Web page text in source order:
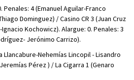
4 (Emanuel Aguilar-Franco
Dominguez) / Casino CR 3 (Juan Cruz
Kochowicz). Alargue: 0. Penales: 3
Jerónimo Carrizo).
Llancabure-Nehemías Lincopil - Lisandro
Pérez ) / La Cigarra 1 (Genaro